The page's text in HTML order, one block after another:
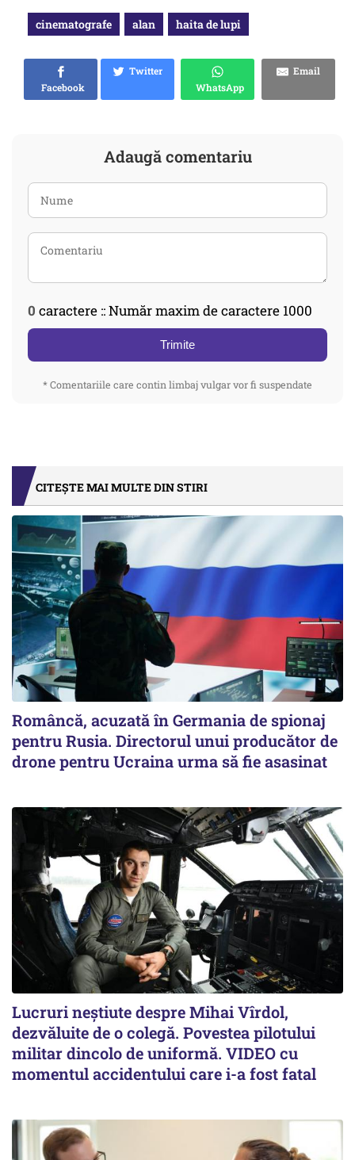
cinematografe alan haita de lupi
Facebook
Twitter
WhatsApp
Email
Adaugă comentariu
0 caractere :: Număr maxim de caractere 1000
Trimite
* Comentariile care contin limbaj vulgar vor fi suspendate
CITEȘTE MAI MULTE DIN STIRI
Româncă, acuzată în Germania de spionaj
pentru Rusia. Directorul unui producător de
drone pentru Ucraina urma să fie asasinat
Lucruri neștiute despre Mihai Vîrdol,
dezvăluite de o colegă. Povestea pilotului
militar dincolo de uniformă. VIDEO cu
momentul accidentului care i-a fost fatal